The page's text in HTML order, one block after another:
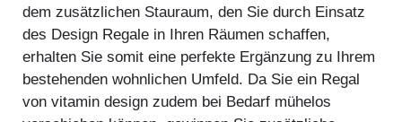
dem zusätzlichen Stauraum, den Sie durch Einsatz
des Design Regale in Ihren Räumen schaffen,
erhalten Sie somit eine perfekte Ergänzung zu Ihrem
bestehenden wohnlichen Umfeld. Da Sie ein Regal
von vitamin design zudem bei Bedarf mühelos